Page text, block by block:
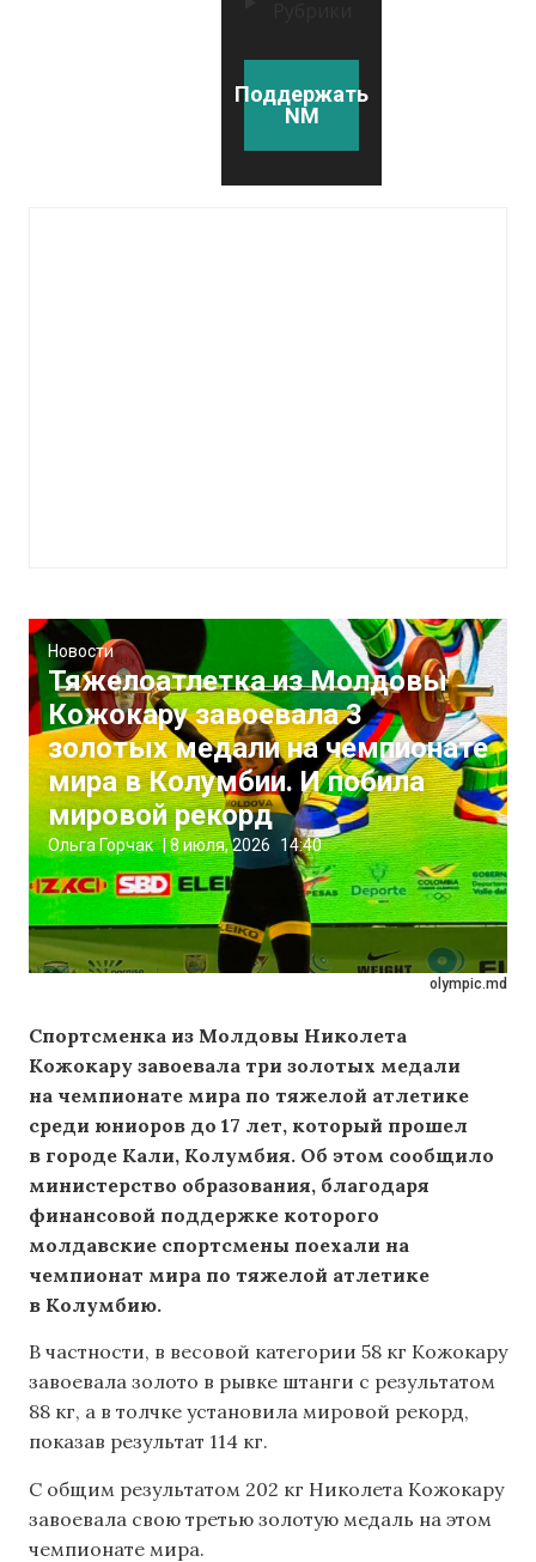
Поддержать
NM
olympic.md
Новости
Тяжелоатлетка из Молдовы
Кожокару завоевала 3
золотых медали на чемпионате
мира в Колумбии. И побила
мировой рекорд
Ольга Горчак |8 июля, 2026 14:40
Спортсменка из Молдовы Николета
Кожокару завоевала три золотых медали
на чемпионате мира по тяжелой атлетике
среди юниоров до 17 лет, который прошел
в городе Кали, Колумбия. Об этом сообщило
министерство образования, благодаря
финансовой поддержке которого
молдавские спортсмены поехали на
чемпионат мира по тяжелой атлетике
в Колумбию.
В частности, в весовой категории 58 кг Кожокару
завоевала золото в рывке штанги с результатом
88 кг, а в толчке установила мировой рекорд,
показав результат 114 кг.
С общим результатом 202 кг Николета Кожокару
завоевала свою третью золотую медаль на этом
чемпионате мира.